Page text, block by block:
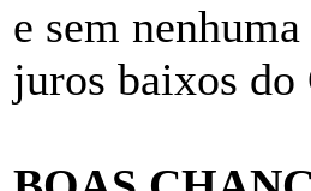
e sem
juros baixos